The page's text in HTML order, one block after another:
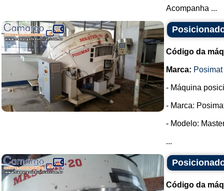
Acompanha ...
Código da
Marca: Posimat
- Máquina
- Marca:
- Modelo:
...
Código da